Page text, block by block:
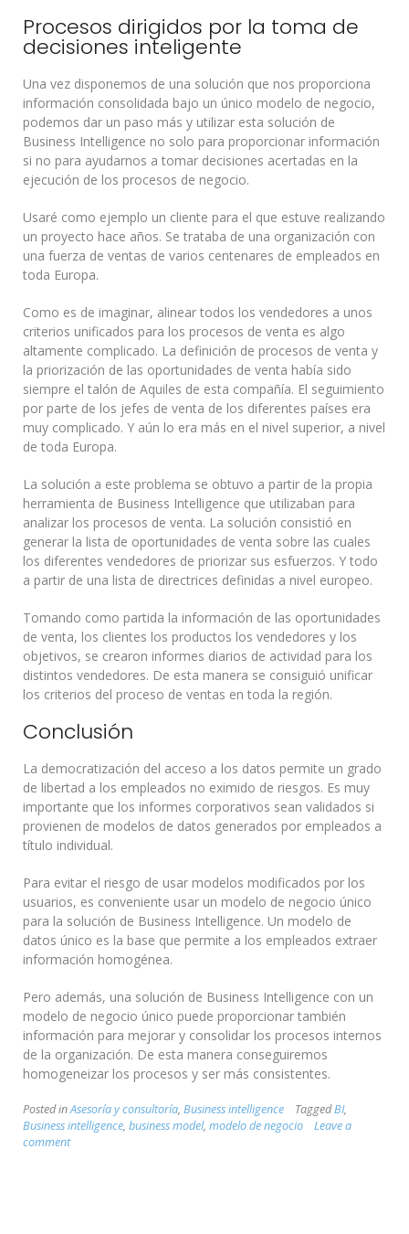
Procesos dirigidos por la toma de
decisiones inteligente
Una vez disponemos de una solución que nos proporciona
información consolidada bajo un único modelo de negocio,
podemos dar un paso más y utilizar esta solución de
Business Intelligence no solo para proporcionar información
si no para ayudarnos a tomar decisiones acertadas en la
ejecución de los procesos de negocio.
Usaré como ejemplo un cliente para el que estuve realizando
un proyecto hace años. Se trataba de una organización con
una fuerza de ventas de varios centenares de empleados en
toda Europa.
Como es de imaginar, alinear todos los vendedores a unos
criterios unificados para los procesos de venta es algo
altamente complicado. La definición de procesos de venta y
la priorización de las oportunidades de venta había sido
siempre el talón de Aquiles de esta compañía. El seguimiento
por parte de los jefes de venta de los diferentes países era
muy complicado. Y aún lo era más en el nivel superior, a nivel
de toda Europa.
La solución a este problema se obtuvo a partir de la propia
herramienta de Business Intelligence que utilizaban para
analizar los procesos de venta. La solución consistió en
generar la lista de oportunidades de venta sobre las cuales
los diferentes vendedores de priorizar sus esfuerzos. Y todo
a partir de una lista de directrices definidas a nivel europeo.
Tomando como partida la información de las oportunidades
de venta, los clientes los productos los vendedores y los
objetivos, se crearon informes diarios de actividad para los
distintos vendedores. De esta manera se consiguió unificar
los criterios del proceso de ventas en toda la región.
Conclusión
La democratización del acceso a los datos permite un grado
de libertad a los empleados no eximido de riesgos. Es muy
importante que los informes corporativos sean validados si
provienen de modelos de datos generados por empleados a
título individual.
Para evitar el riesgo de usar modelos modificados por los
usuarios, es conveniente usar un modelo de negocio único
para la solución de Business Intelligence. Un modelo de
datos único es la base que permite a los empleados extraer
información homogénea.
Pero además, una solución de Business Intelligence con un
modelo de negocio único puede proporcionar también
información para mejorar y consolidar los procesos internos
de la organización. De esta manera conseguiremos
homogeneizar los procesos y ser más consistentes.
Posted inAsesoría y consultoría, Business intelligence TaggedBI,
Business intelligence, business model, modelo de negocio
Leave a
comment